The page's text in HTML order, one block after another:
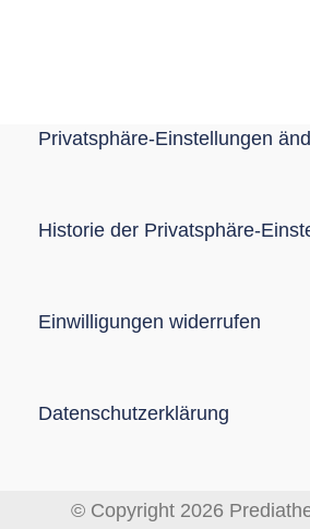
Privatsphäre-Einstellungen
Historie der Privatsphäre-
Einwilligungen widerrufen
Datenschutzerklärung
© Copyright 2026